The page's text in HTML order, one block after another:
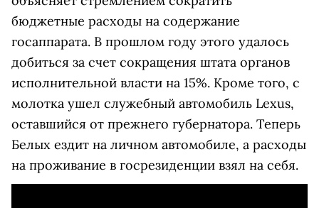
бюджетные расходы на содержание
госаппарата. В прошлом году этого удалось
добиться за счет сокращения штата органов
исполнительной власти на 15%. Кроме того, с
молотка ушел служебный автомобиль Lexus,
оставшийся от прежнего губернатора. Теперь
Белых ездит на личном автомобиле, а расходы
на проживание в госрезиденции взял на себя.